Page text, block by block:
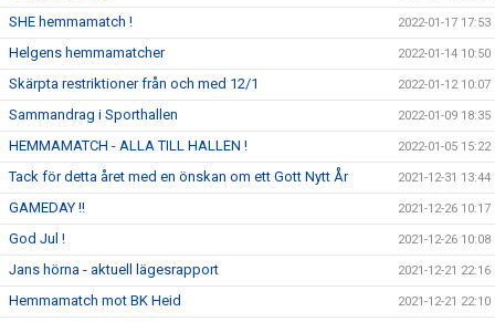
SHE hemmamatch ! 2022-01-17 17:53
Helgens hemmamatcher 2022-01-14 10:50
Skärpta restriktioner från och med 12/1 2022-01-12 10:07
Sammandrag i Sporthallen 2022-01-09 18:35
HEMMAMATCH - ALLA TILL HALLEN ! 2022-01-05 15:22
Tack för detta året med en önskan om ett Gott Nytt År 2021-12-31 13:44
GAMEDAY !! 2021-12-26 10:17
God Jul ! 2021-12-26 10:08
Jans hörna - aktuell lägesrapport 2021-12-21 22:16
Hemmamatch mot BK Heid 2021-12-21 22:10